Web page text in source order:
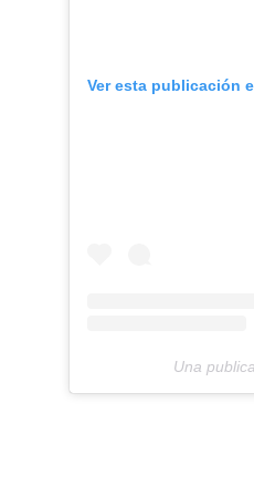
Ver esta publicación
Una